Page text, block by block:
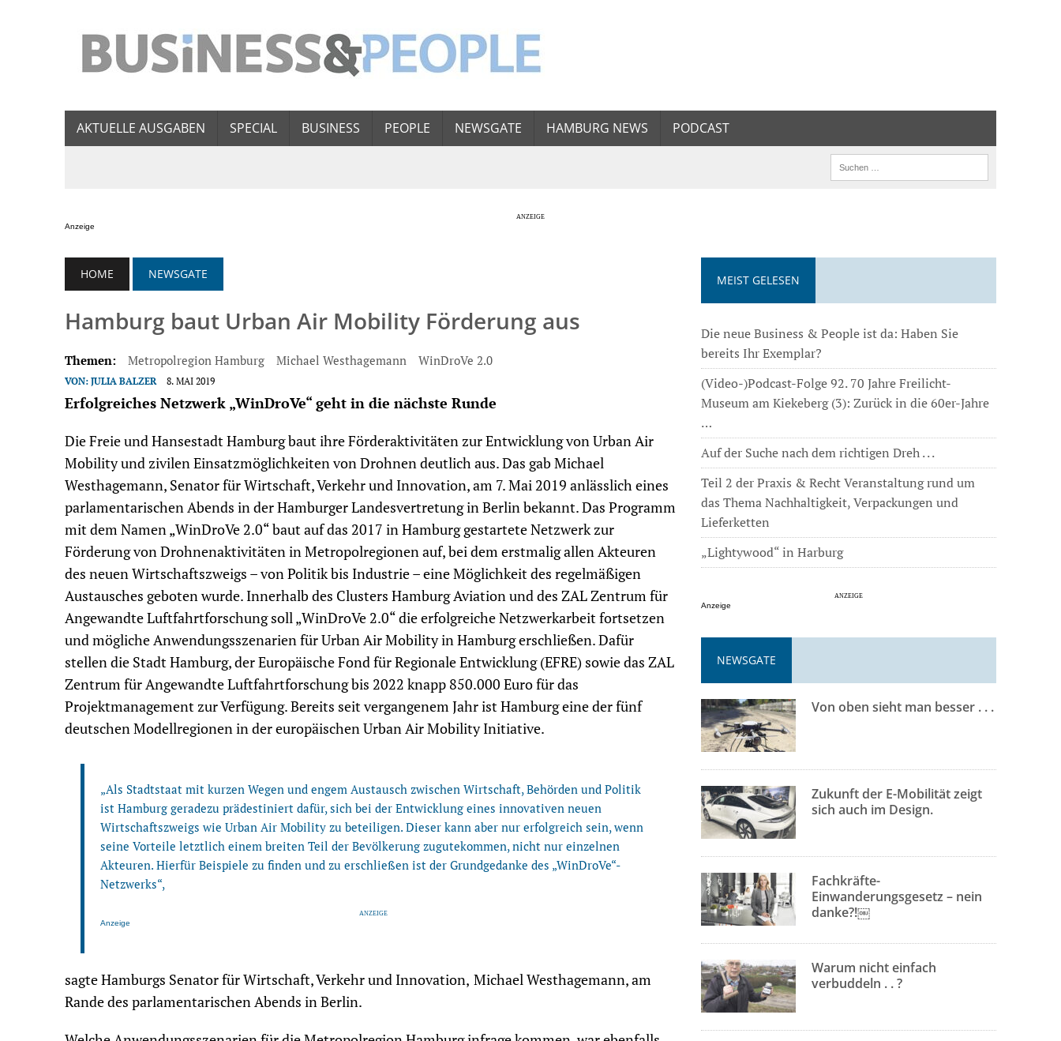
AKTUELLE AUSGABEN SPECIAL BUSINESS PEOPLE NEWSGATE HAMBURG NEWS PODCAST
Anzeige
HOME NEWSGATE
Hamburg baut Urban Air Mobility Förderung aus
Themen: Metropolregion Hamburg Michael Westhagemann WinDroVe 2.0
VON: JULIA BALZER 8. MAI 2019
Erfolgreiches Netzwerk „WinDroVe“ geht in die nächste Runde
Die Freie und Hansestadt Hamburg baut ihre Förderaktivitäten zur Entwicklung von Urban Air
Mobility und zivilen Einsatzmöglichkeiten von Drohnen deutlich aus. Das gab Michael
Westhagemann, Senator für Wirtschaft, Verkehr und Innovation, am 7. Mai 2019 anlässlich eines
parlamentarischen Abends in der Hamburger Landesvertretung in Berlin bekannt. Das Programm
mit dem Namen „WinDroVe 2.0“ baut auf das 2017 in Hamburg gestartete Netzwerk zur
Förderung von Drohnenaktivitäten in Metropolregionen auf, bei dem erstmalig allen Akteuren
des neuen Wirtschaftszweigs – von Politik bis Industrie – eine Möglichkeit des regelmäßigen
Austausches geboten wurde. Innerhalb des Clusters Hamburg Aviation und des ZAL Zentrum für
Angewandte Luftfahrtforschung soll „WinDroVe 2.0“ die erfolgreiche Netzwerkarbeit fortsetzen
und mögliche Anwendungsszenarien für Urban Air Mobility in Hamburg erschließen. Dafür
stellen die Stadt Hamburg, der Europäische Fond für Regionale Entwicklung (EFRE) sowie das ZAL
Zentrum für Angewandte Luftfahrtforschung bis 2022 knapp 850.000 Euro für das
Projektmanagement zur Verfügung. Bereits seit vergangenem Jahr ist Hamburg eine der fünf
deutschen Modellregionen in der europäischen Urban Air Mobility Initiative.
„Als Stadtstaat mit kurzen Wegen und engem Austausch zwischen Wirtschaft, Behörden und Politik
ist Hamburg geradezu prädestiniert dafür, sich bei der Entwicklung eines innovativen neuen
Wirtschaftszweigs wie Urban Air Mobility zu beteiligen. Dieser kann aber nur erfolgreich sein, wenn
seine Vorteile letztlich einem breiten Teil der Bevölkerung zugutekommen, nicht nur einzelnen
Akteuren. Hierfür Beispiele zu finden und zu erschließen ist der Grundgedanke des „WinDroVe“-
Netzwerks“,
Anzeige
sagte Hamburgs Senator für Wirtschaft, Verkehr und Innovation, Michael Westhagemann, am
Rande des parlamentarischen Abends in Berlin.
MEIST GELESEN
Die neue Business & People ist da: Haben Sie
bereits Ihr Exemplar?
(Video-)Podcast-Folge 92. 70 Jahre Freilicht-
Museum am Kiekeberg (3): Zurück in die 60er-Jahre
…
Auf der Suche nach dem richtigen Dreh . . .
Teil 2 der Praxis & Recht Veranstaltung rund um
das Thema Nachhaltigkeit, Verpackungen und
Lieferketten
„Lightywood“ in Harburg
Anzeige
NEWSGATE
Von oben sieht man besser . . .
Zukunft der E-Mobilität zeigt
sich auch im Design.
Fachkräfte-
Einwanderungsgesetz – nein
danke?!￼
Warum nicht einfach
verbuddeln . . ?